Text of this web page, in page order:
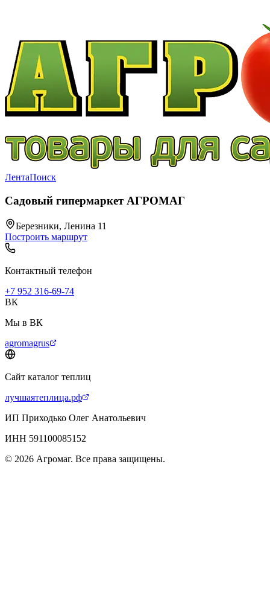
ЛентаПоиск
Садовый гипермаркет АГРОМАГ
Березники, Ленина 11
Построить маршрут
Контактный телефон
+7 952 316-69-74
ВК
Мы в ВК
agromagrus
Сайт каталог теплиц
лучшаятеплица.рф
ИП Приходько Олег Анатольевич
ИНН 591100085152
© 2026 Агромаг. Все права защищены.